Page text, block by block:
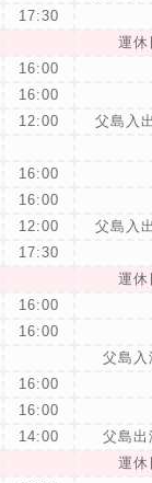
17:30
運休
16:00
16:00
12:00
父島入
16:00
16:00
12:00
父島入
17:30
運休
16:00
16:00
父島入
16:00
16:00
14:00
父島出
運休